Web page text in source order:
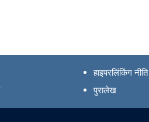
हाइपरलिंकिंग नीति
पुरालेख